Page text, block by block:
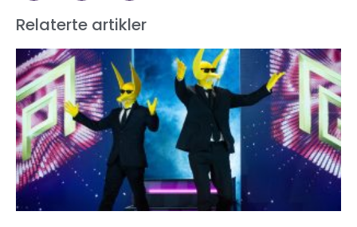
Relaterte artikler